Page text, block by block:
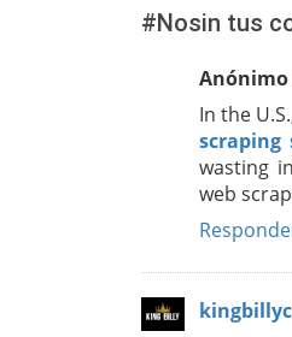
#Nosin tus
Anónimo
In the
scraping
wasting
web